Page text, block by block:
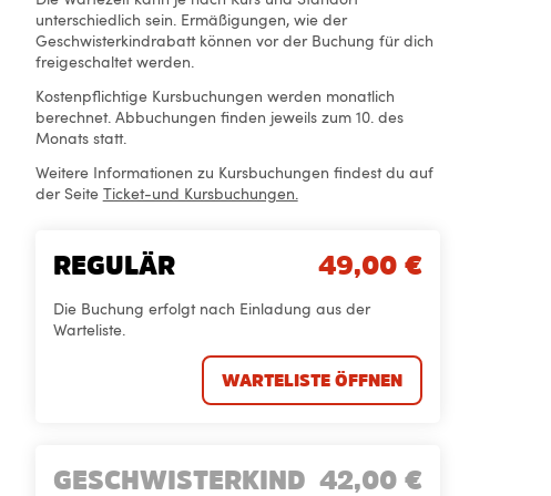
unterschiedlich sein. Ermäßigungen, wie der
Geschwisterkindrabatt können vor der Buchung für dich
freigeschaltet werden.
Kostenpflichtige Kursbuchungen werden monatlich
berechnet. Abbuchungen finden jeweils zum 10. des
Monats statt.
Weitere Informationen zu Kursbuchungen findest du auf
der Seite Ticket-und Kursbuchungen.
REGULÄR 49,00 €
Die Buchung erfolgt nach Einladung aus der
Warteliste.
WARTELISTE ÖFFNEN
GESCHWISTERKIND 42,00 €